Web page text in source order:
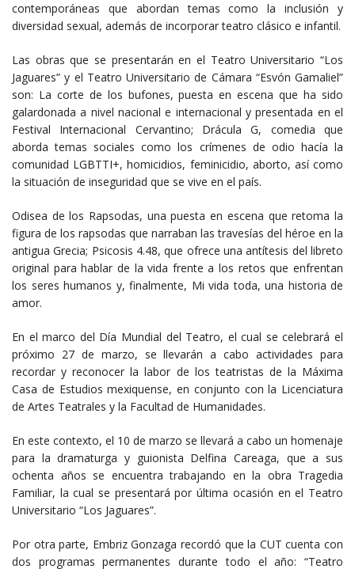
contemporáneas que abordan temas como la inclusión y
diversidad sexual, además de incorporar teatro clásico e infantil.
Las obras que se presentarán en el Teatro Universitario “Los
Jaguares” y el Teatro Universitario de Cámara “Esvón Gamaliel”
son: La corte de los bufones, puesta en escena que ha sido
galardonada a nivel nacional e internacional y presentada en el
Festival Internacional Cervantino; Drácula G, comedia que
aborda temas sociales como los crímenes de odio hacía la
comunidad LGBTTI+, homicidios, feminicidio, aborto, así como
la situación de inseguridad que se vive en el país.
Odisea de los Rapsodas, una puesta en escena que retoma la
figura de los rapsodas que narraban las travesías del héroe en la
antigua Grecia; Psicosis 4.48, que ofrece una antítesis del libreto
original para hablar de la vida frente a los retos que enfrentan
los seres humanos y, finalmente, Mi vida toda, una historia de
amor.
En el marco del Día Mundial del Teatro, el cual se celebrará el
próximo 27 de marzo, se llevarán a cabo actividades para
recordar y reconocer la labor de los teatristas de la Máxima
Casa de Estudios mexiquense, en conjunto con la Licenciatura
de Artes Teatrales y la Facultad de Humanidades.
En este contexto, el 10 de marzo se llevará a cabo un homenaje
para la dramaturga y guionista Delfina Careaga, que a sus
ochenta años se encuentra trabajando en la obra Tragedia
Familiar, la cual se presentará por última ocasión en el Teatro
Universitario “Los Jaguares”.
Por otra parte, Embriz Gonzaga recordó que la CUT cuenta con
dos programas permanentes durante todo el año: “Teatro